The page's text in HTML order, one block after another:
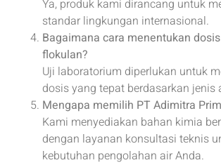
Ya, produk kami dirancang untuk
standar lingkungan internasional.
Bagaimana cara menentukan
flokulan?
Uji laboratorium diperlukan untuk
dosis yang tepat berdasarkan jenis
Mengapa memilih PT Adimitra
Kami menyediakan bahan kimia
dengan layanan konsultasi teknis
kebutuhan pengolahan air Anda.